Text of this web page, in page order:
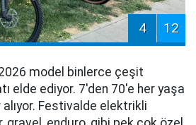
4 12
model binlerce çeşit
elde ediyor. 7'den 70'e her yaşa
Festivalde elektrikli